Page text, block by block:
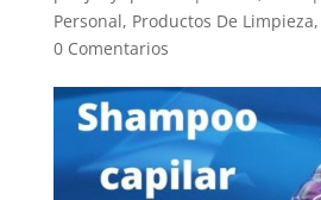
Personal, Productos De Limpieza,
0 Comentarios